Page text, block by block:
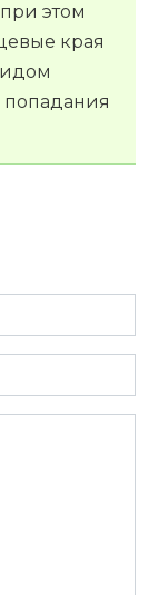
этом
края
попадания